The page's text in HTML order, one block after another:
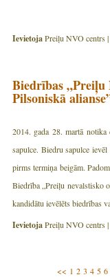
IevietojaPreiļu NVO centrs |
Biedrības „Preiļu
Pilsoniskā
2014. gada 28. martā
sapulce. Biedru sapulce
pirms termiņa beigām.
Biedrība „Preiļu nevalstisko
kandidātu ievēlēts biedrības
IevietojaPreiļu NVO centrs |
<< 1 2 3 4 5 6